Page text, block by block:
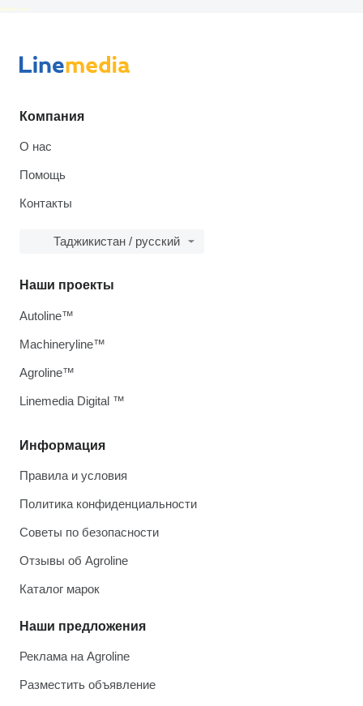
disallow-in-dsa
Компания
О нас
Помощь
Контакты
Таджикистан / русский
Информация
Правила и условия
Политика конфиденциальности
Советы по безопасности
Отзывы об Agroline
Каталог марок
Наши предложения
Реклама на Agroline
Разместить объявление
Наши проекты
Autoline™
Machineryline™
Agroline™
Linemedia Digital ™